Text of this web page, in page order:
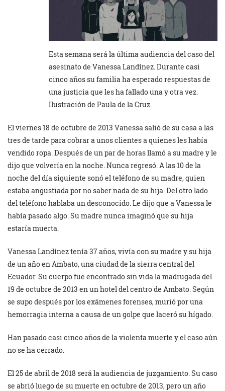
Esta semana será la última audiencia del caso del
asesinato de Vanessa Landínez. Durante casi
cinco años su familia ha esperado respuestas de
una justicia que les ha fallado una y otra vez.
Ilustración de Paula de la Cruz.
El viernes 18 de octubre de 2013 Vanessa salió de su casa a las
tres de tarde para cobrar a unos clientes a quienes les había
vendido ropa. Después de un par de horas llamó a su madre y le
dijo que volvería en la noche. Nunca regresó. A las 10 de la
noche del día siguiente sonó el teléfono de su madre, quien
estaba angustiada por no saber nada de su hija. Del otro lado
del teléfono hablaba un desconocido. Le dijo que a Vanessa le
había pasado algo. Su madre nunca imaginó que su hija
estaría muerta.
Vanessa Landínez tenía 37 años, vivía con su madre y su hija
de un año en Ambato, una ciudad de la sierra central del
Ecuador. Su cuerpo fue encontrado sin vida la madrugada del
19 de octubre de 2013 en un hotel del centro de Ambato. Según
se supo después por los exámenes forenses, murió por una
hemorragia interna a causa de un golpe que laceró su hígado.
Han pasado casi cinco años de la violenta muerte y el caso aún
no se ha cerrado.
El 25 de abril de 2018 será la audiencia de juzgamiento. Su caso
se abrió luego de su muerte en octubre de 2013, pero un año